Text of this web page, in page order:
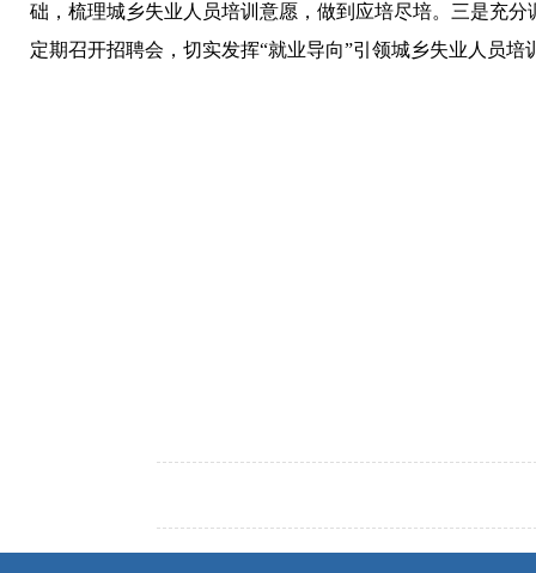
础，梳理城乡失业人员培训意愿，做到应培尽培。三是充
定期召开招聘会，切实发挥“就业导向”引领城乡失业人员培